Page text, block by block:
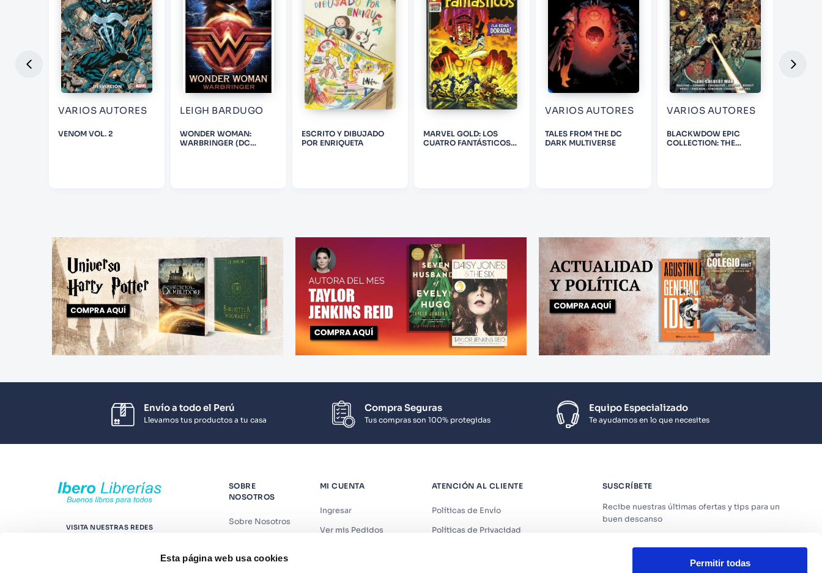
Esta página web usa cookies
Permitir todas
VARIOS AUTORES
VENOM VOL. 2
LEIGH BARDUGO
WONDER WOMAN:
WARBRINGER (DC
ESCRITO Y DIBUJADO
POR ENRIQUETA
MARVEL GOLD: LOS
CUATRO FANTÁSTICOS
VARIOS AUTORES
TALES FROM THE DC
DARK MULTIVERSE
VARIOS AUTORES
BLACKWDOW EPIC
COLLECTION: THE
Envío a todo el Perú
Llevamos tus productos a tu casa
Compra Seguras
Tus compras son 100% protegidas
Equipo Especializado
Te ayudamos en lo que necesites
VISITA NUESTRAS REDES
SOBRE
NOSOTROS
Sobre Nosotros
Contáctanos
MI CUENTA
Ingresar
Ver mis Pedidos
ATENCIÓN AL CLIENTE
Políticas de Envío
Políticas de Privacidad
SUSCRÍBETE
Recibe nuestras últimas ofertas y tips para un
buen descanso